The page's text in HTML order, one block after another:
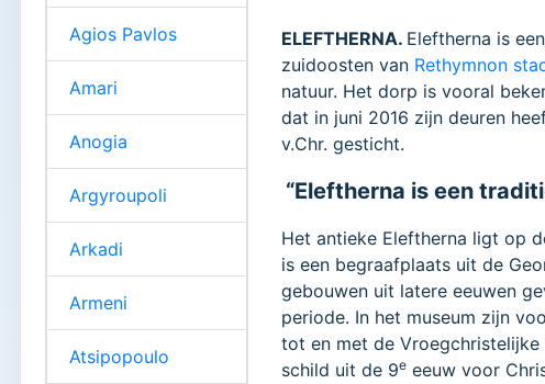
ELEFTHERNA. Eleftherna is
zuidoosten van Rethymnon
natuur. Het dorp is vooral
dat in juni 2016 zijn deuren
v.Chr. gesticht.
“Eleftherna is een
Het antieke Eleftherna ligt op
is een begraafplaats uit de
gebouwen uit latere eeuwen
periode. In het museum zijn
tot en met de Vroegchristelijke
schild uit de 9e eeuw voor
Agios Pavlos
Amari
Anogia
Argyroupoli
Arkadi
Armeni
Atsipopoulo